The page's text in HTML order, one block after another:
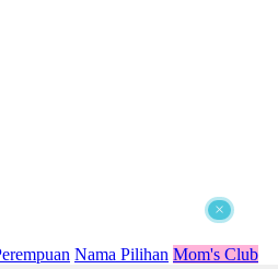
×
Nama Pilihan Mom's Club